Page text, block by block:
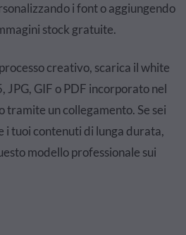
i font o aggiungendo
stock gratuite.
creativo, scarica il white
JPG, GIF o PDF incorporato nel
tramite un collegamento. Se sei
i tuoi contenuti di lunga durata,
modello professionale sui